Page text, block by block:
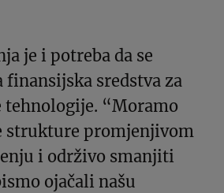
je i potreba da se
finansijska sredstva za
tehnologije. “Moramo
strukture promjenjivom
i održivo smanjiti
ojačali našu